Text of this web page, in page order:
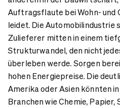
Auftragsflaute bei Wohn- und
leidet. Die Automobilindustrie
Zulieferer mitten in einem
Strukturwandel, den nicht
überleben werde. Sorgen
hohen Energiepreise. Die
Amerika oder Asien könnten
Branchen wie Chemie, Papier,